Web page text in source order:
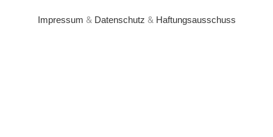
Impressum & Datenschutz & Haftungsausschuss